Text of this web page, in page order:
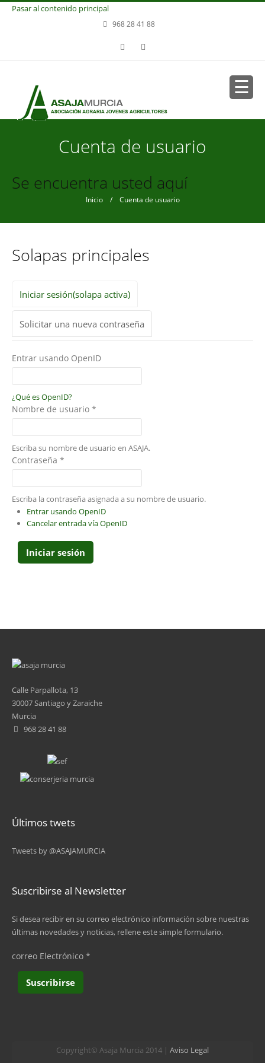
Pasar al contenido principal
968 28 41 88
Cuenta de usuario
Se encuentra usted aquí
Inicio/ Cuenta de usuario
Solapas principales
Iniciar sesión(solapa activa)
Solicitar una nueva contraseña
Entrar usando OpenID
¿Qué es OpenID?
Nombre de usuario *
Escriba su nombre de usuario en ASAJA.
Contraseña *
Escriba la contraseña asignada a su nombre de usuario.
Entrar usando OpenID
Cancelar entrada vía OpenID
Calle Parpallota, 13
30007 Santiago y Zaraiche
Murcia
968 28 41 88
Últimos twets
Tweets by @ASAJAMURCIA
Suscribirse al Newsletter
Si desea recibir en su correo electrónico información sobre nuestras
últimas novedades y noticias, rellene este simple formulario.
correo Electrónico *
Copyright© Asaja Murcia 2014 | Aviso Legal